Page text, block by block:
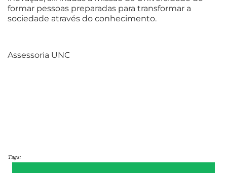
formar pessoas preparadas para transformar a
sociedade através do conhecimento.
Assessoria UNC
Tags: